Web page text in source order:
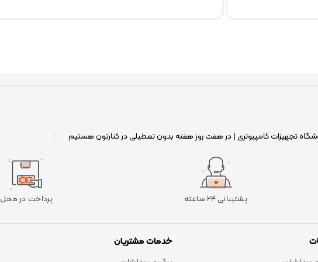
تجهیزات کامپیوتری | در هفت روز هفته بدون تعطیلی در کنارتون هستیم
پشتیبانی ۲۴ ساعته پرداخت در محل
خدمات مشتریان